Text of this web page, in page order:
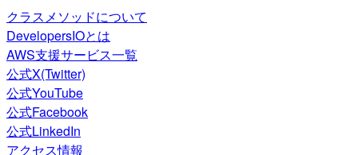
クラスメソッドについて
DevelopersIOとは
AWS支援サービス一覧
公式X(Twitter)
公式YouTube
公式Facebook
公式LinkedIn
アクセス情報